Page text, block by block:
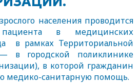
населения проводится
в медицинских
в рамках Территориальной
городской поликлинике
в которой гражданин
медико-санитарную помощь.